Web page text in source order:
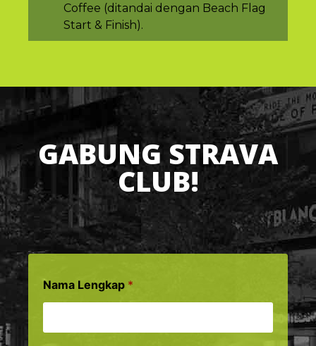
Coffee (ditandai dengan Beach Flag
Start & Finish).
GABUNG STRAVA
CLUB!
Nama Lengkap *